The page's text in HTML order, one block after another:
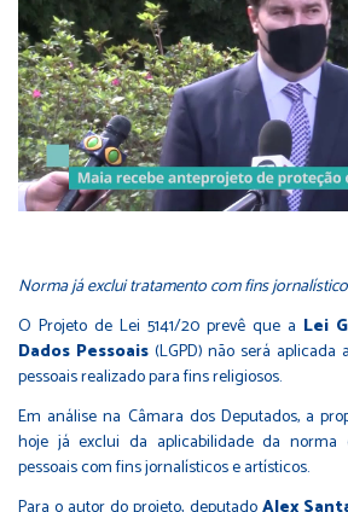
Norma já exclui tratamento com fins
O Projeto de Lei 5141/20 prevê que a Lei
Dados Pessoais(LGPD) não será aplicada
pessoais realizado para fins religiosos.
Em análise na Câmara dos Deputados, a
hoje já exclui da aplicabilidade da
pessoais com fins jornalísticos e artísticos.